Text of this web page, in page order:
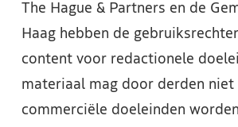
The Hague & Partners en de
Haag hebben de
content voor redactionele
materiaal mag door derden niet
commerciële doeleinden